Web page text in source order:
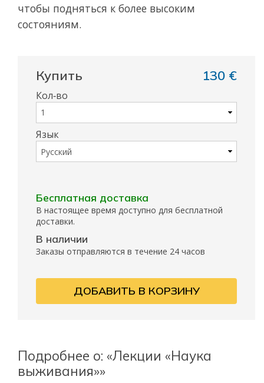
чтобы подняться к более высоким
состояниям.
Купить 130 €
Кол‑во
Язык
Бесплатная доставка
В настоящее время доступно для бесплатной
доставки.
В наличии
Заказы отправляются в течение 24 часов
ДОБАВИТЬ В КОРЗИНУ
Подробнее о: «Лекции «Наука
выживания»»